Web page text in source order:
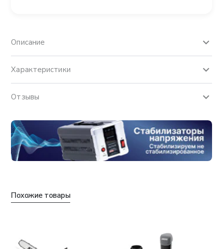
Описание
Характеристики
Отзывы
Похожие товары